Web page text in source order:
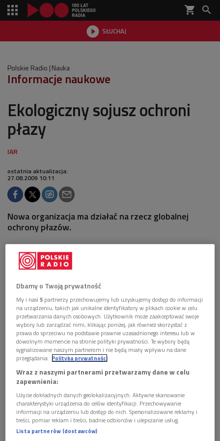
shopping_cart 
 SŁUCHAJ

Polskie Radio Nauka
Informacje naukowe
Ekologiczny sojusz ochroni
płazy
ostatnia aktualizacja:
27.08.2009 10:11
Nowa organizacja ma działać na rzecz globalnej
ochrony płazów.
Ekolodzy rozpoczynają nową inicjatywę na rzecz globalnej
ochrony płazów. Po zeszłotygodniowym spotkaniu w
międzynarodową organizację, która ma koordynować
działania. Jest nią Sojusz na rzecz Ochrony Płazów.
Organizacja miała powstać już trzy lata temu, ekolodzy nie
zgadzali się jednak co do szczegółów a poza tym zabrakło
funduszy. Teraz osiągnięto porozumienie dotyczące
współpracy a nadzieje na odpowiednie finanse są dużo
większe.
Zoologowie podkreślają, że zagrożonych wyginięciem jest
ponad 30 procent wszystkich gatunków płazów; są one w
znacznie gorszej sytuacji niż ryby, gady, ptaki czy ssaki.
Główną przyczyną jest utrata naturalnych siedlisk, zwłaszcza
Dbamy o Twoją prywatność
My i nasi5 partnerzy przechowujemy lub uzyskujemy dostęp do informacji
na urządzeniu, takich jak unikalne identyfikatory w plikach cookie w celu
przetwarzania danych osobowych. Użytkownik może zaakceptować swoje
wybory lub zarządzać nimi, klikając poniżej, jak również skorzystać z
prawa do sprzeciwu na podstawie prawnie uzasadnionego interesu lub w
dowolnym momencie na stronie polityki prywatności. Te wybory będą
sygnalizowane naszym partnerom i nie będą miały wpływu na dane
przeglądania. Polityka prywatności
Wraz z naszymi partnerami przetwarzamy dane w celu
zapewnienia:
Użycie dokładnych danych geolokalizacyjnych. Aktywne skanowanie
charakterystyki urządzenia do celów identyfikacji. Przechowywanie
informacji na urządzeniu lub dostęp do nich. Spersonalizowane reklamy i
treści, pomiar reklam i treści, badnie odbiorców i ulepszanie usług.
Lista partnerów (dostawców)